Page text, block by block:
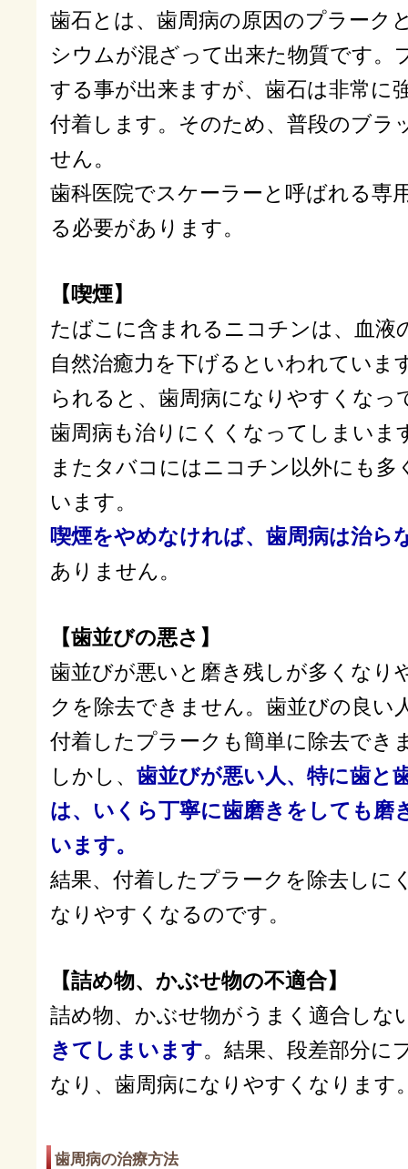
歯石とは、歯周病の原因のプラーク
シウムが混ざって出来た物質です。
する事が出来ますが、歯石は非常に
付着します。そのため、普段のブラ
せん。
歯科医院でスケーラーと呼ばれる専
る必要があります。
【喫煙】
たばこに含まれるニコチンは、血液
自然治癒力を下げるといわれていま
られると、歯周病になりやすくなっ
歯周病も治りにくくなってしまいま
またタバコにはニコチン以外にも多
います。
喫煙をやめなければ、歯周病は治ら
ありません。
【歯並びの悪さ】
歯並びが悪いと磨き残しが多くなり
クを除去できません。歯並びの良い
付着したプラークも簡単に除去でき
しかし、 歯並びが悪い人、特に歯と
は、いくら丁寧に歯磨きをしても磨
います。
結果、付着したプラークを除去しに
なりやすくなるのです。
【詰め物、かぶせ物の不適合】
詰め物、かぶせ物がうまく適合しな
きてしまいます。結果、段差部分に
なり、歯周病になりやすくなります
歯周病の治療方法